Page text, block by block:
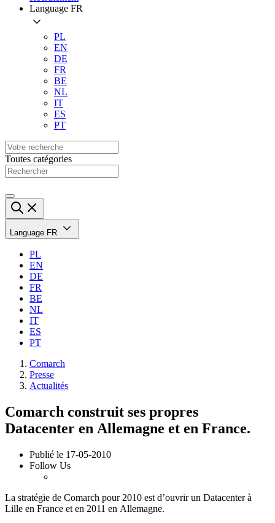
Language FR
PL
EN
DE
FR
BE
NL
IT
ES
PT
Toutes catégories
Language FR
PL
EN
DE
FR
BE
NL
IT
ES
PT
Comarch
Presse
Actualités
Comarch construit ses propres
Datacenter en Allemagne et en France.
Publié le 17-05-2010
Follow Us
La stratégie de Comarch pour 2010 est d’ouvrir un Datacenter à
Lille en France et en 2011 en Allemagne.